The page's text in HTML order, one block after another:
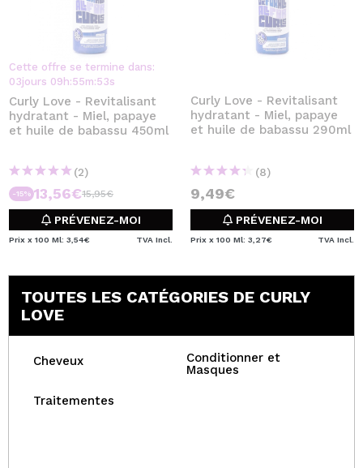
Cette offre se termine dans:
03jours 09 h:55m:53s
Curly Love - Revitalisant
hydratant - Miel, papaye
et huile de babassu 450ml
(2)
-15% 13,56€15,95€
PRÉVENEZ-MOI
Prix x 100 Ml: 3,54€ TVA Incl.
Curly Love - Revitalisant
hydratant - Miel, papaye
et huile de babassu 290ml
(8)
9,49€
PRÉVENEZ-MOI
Prix x 100 Ml: 3,27€ TVA Incl.
TOUTES LES CATÉGORIES DE CURLY
LOVE
Cheveux
Conditionner et
Masques
Traitementes